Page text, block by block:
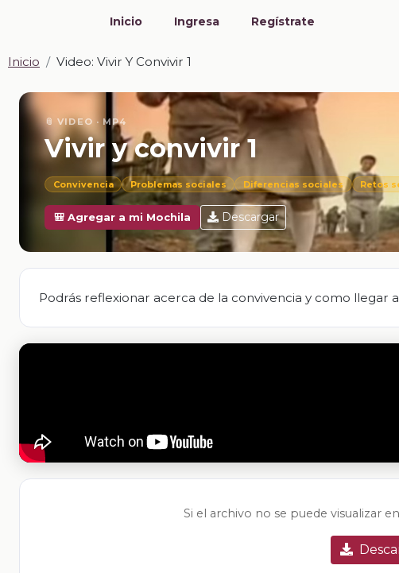
Inicio Ingresa Regístrate
Inicio Video: Vivir Y Convivir 1
📎 VIDEO · MP4
Vivir y convivir 1
Convivencia Problemas sociales Diferencias sociales Retos
🎒 Agregar a mi Mochila Descargar
Podrás reflexionar acerca de la convivencia y como llegar
Si el archivo no se puede visualizar